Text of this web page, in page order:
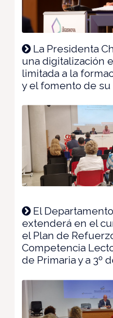
La Presidenta
una digitalización
limitada a la
y el fomento de
El
extenderá en el
el Plan de
Competencia
de Primaria y a 3º